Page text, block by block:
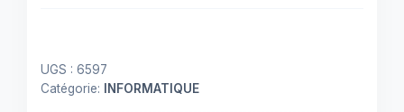
pieds
UGS : 6597
Catégorie:
INFORMATIQUE